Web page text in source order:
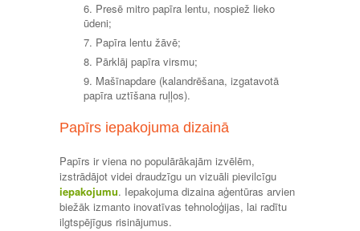
Presē mitro papīra lentu, nospiež lieko
ūdeni;
Papīra lentu žāvē;
Pārklāj papīra virsmu;
Mašīnapdare (kalandrēšana, izgatavotā
papīra uztīšana ruļļos).
Papīrs iepakojuma dizainā
Papīrs ir viena no populārākajām izvēlēm,
izstrādājot videi draudzīgu un vizuāli pievilcīgu
iepakojumu. Iepakojuma dizaina aģentūras arvien
biežāk izmanto inovatīvas tehnoloģijas, lai radītu
ilgtspējīgus risinājumus.